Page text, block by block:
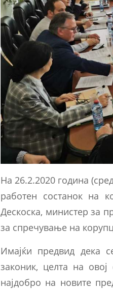
На 26.2.2020 година
работен состанок на
Дескоска, министер за
за спречување на
Имајќи предвид дека
законик, целта на
најдобро на новите